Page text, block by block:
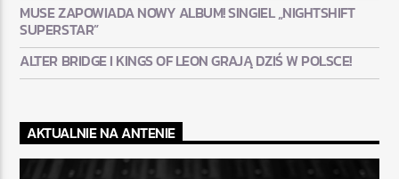
MUSE ZAPOWIADA NOWY ALBUM! SINGIEL „NIGHTSHIFT
SUPERSTAR”
ALTER BRIDGE I KINGS OF LEON GRAJĄ DZIŚ W POLSCE!
AKTUALNIE NA ANTENIE